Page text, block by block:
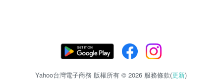
Yahoo台灣電子商務 版權所有 © 2026 服務條款(更新)